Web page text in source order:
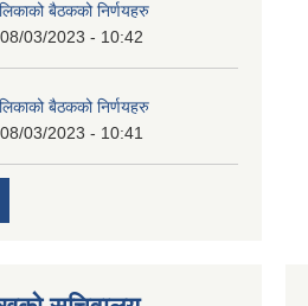
बैठकको निर्णयहरु
08/03/2023 - 10:42
बैठकको निर्णयहरु
08/03/2023 - 10:41